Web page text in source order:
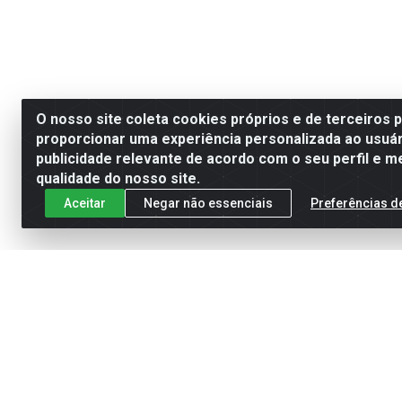
O nosso site coleta cookies próprios e de terceiros
proporcionar uma experiência personalizada ao
publicidade relevante de acordo com o seu perfil e
qualidade do nosso site.
Aceitar Negar não essenciais Preferências